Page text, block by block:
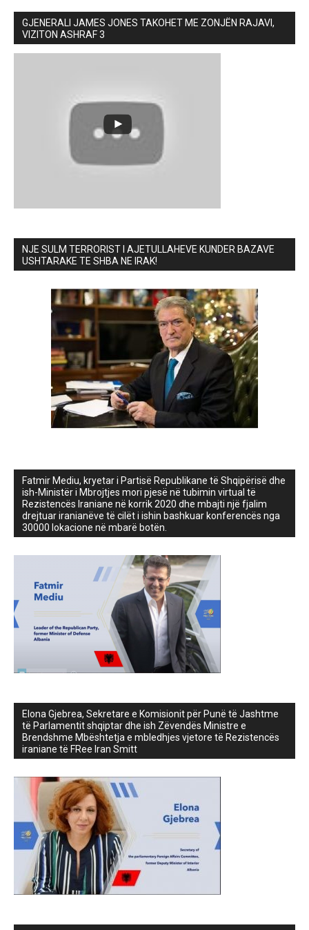
GJENERALI JAMES JONES TAKOHET ME ZONJËN RAJAVI,
VIZITON ASHRAF 3
NJE SULM TERRORIST I AJETULLAHEVE KUNDER BAZAVE
USHTARAKE TE SHBA NE IRAK!
Fatmir Mediu, kryetar i Partisë Republikane të Shqipërisë dhe
ish-Ministër i Mbrojtjes mori pjesë në tubimin virtual të
Rezistencës Iraniane në korrik 2020 dhe mbajti një fjalim
drejtuar iranianëve të cilët i ishin bashkuar konferencës nga
30000 lokacione në mbarë botën.
Elona Gjebrea, Sekretare e Komisionit për Punë të Jashtme
të Parlamentit shqiptar dhe ish Zëvendës Ministre e
Brendshme Mbështetja e mbledhjes vjetore të Rezistencës
iraniane të FRee Iran Smitt